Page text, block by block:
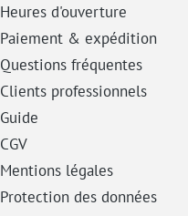
Heures d'ouverture
Paiement & expédition
Questions fréquentes
Clients professionnels
Guide
CGV
Mentions légales
Protection des données